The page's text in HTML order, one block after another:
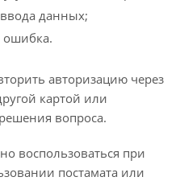
данных;
авторизацию через
картой или
вопроса.
воспользоваться при
постамата или